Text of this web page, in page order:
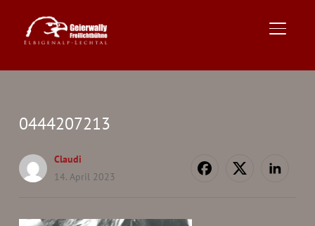
0444207213
Claudi
14. April 2023